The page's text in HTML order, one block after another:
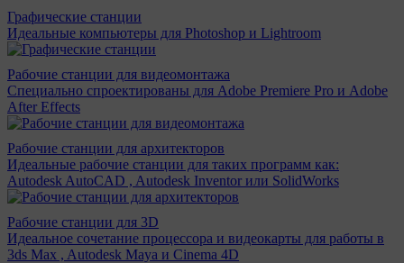
Графические станции
Идеальные компьютеры для Photoshop и Lightroom
Рабочие станции для видеомонтажа
Специально спроектированы для Adobe Premiere Pro и Adobe
After Effects
Рабочие станции для архитекторов
Идеальные рабочие станции для таких программ как:
Autodesk AutoCAD , Autodesk Inventor или SolidWorks
Рабочие станции для 3D
Идеальное сочетание процессора и видеокарты для работы в
3ds Max , Autodesk Maya и Cinema 4D